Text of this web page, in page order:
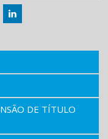
DE TÍTULO